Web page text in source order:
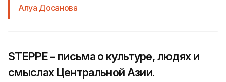
Алуа Досанова
STEPPE – письма о культуре, людях и
смыслах Центральной Азии.